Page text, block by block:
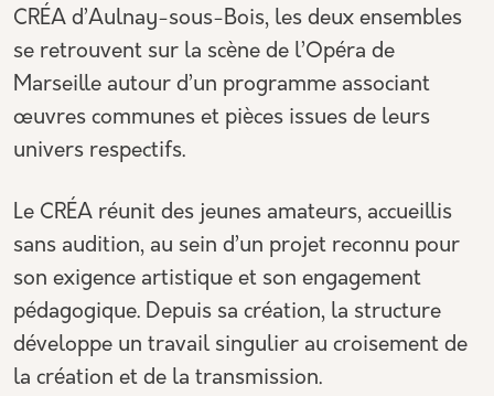
CRÉA d’Aulnay-sous-Bois, les deux ensembles
se retrouvent sur la scène de l’Opéra de
Marseille autour d’un programme associant
œuvres communes et pièces issues de leurs
univers respectifs.
Le CRÉA réunit des jeunes amateurs, accueillis
sans audition, au sein d’un projet reconnu pour
son exigence artistique et son engagement
pédagogique. Depuis sa création, la structure
développe un travail singulier au croisement de
la création et de la transmission.